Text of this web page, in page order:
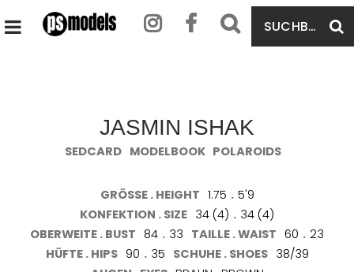
SUCHBEGRIFF
EINGEBEN
HAUPTMENÜ
JASMIN ISHAK
SEDCARD MODELBOOK POLAROIDS
GRÖSSE . HEIGHT 1.75 . 5'9
KONFEKTION . SIZE 34 (4) . 34 (4)
OBERWEITE . BUST 84 . 33 TAILLE . WAIST 60 . 23
HÜFTE . HIPS 90 . 35 SCHUHE . SHOES 38/39